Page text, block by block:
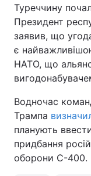
Туреччину
Президент
заявив, що
є
НАТО, що
Водночас
Трампа
планують
придбання
оборони С-400.